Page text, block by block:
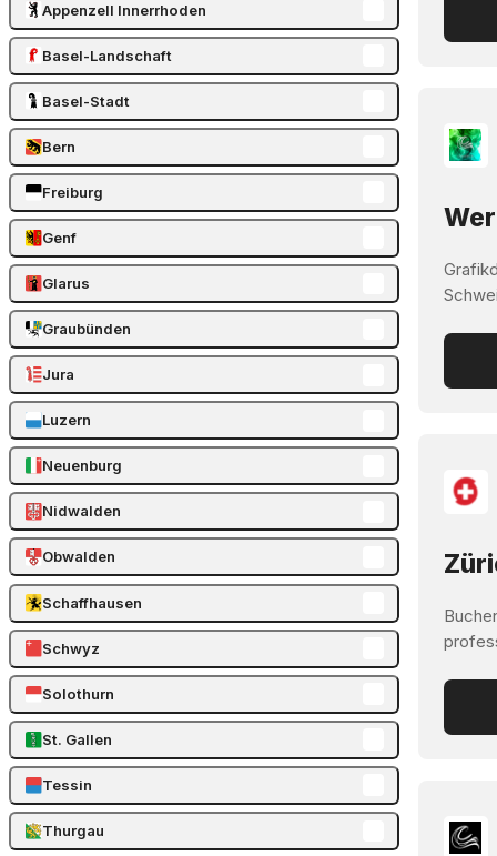
Appenzell Innerrhoden
Basel-Landschaft
Basel-Stadt
Bern
Freiburg
Genf
Glarus
Graubünden
Jura
Luzern
Neuenburg
Nidwalden
Obwalden
Schaffhausen
Schwyz
Solothurn
St. Gallen
Tessin
Thurgau